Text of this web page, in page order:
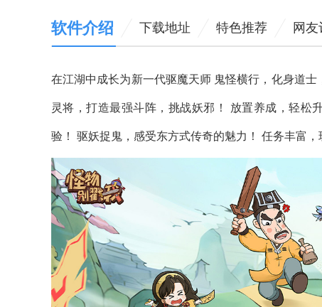
软件介绍 下载地址 特色推荐 网友
在江湖中成长为新一代驱魔天师 鬼怪横行，化身道
灵将，打造最强斗阵，挑战妖邪！ 放置养成，轻松
验！ 驱妖捉鬼，感受东方式传奇的魅力！ 任务丰富，